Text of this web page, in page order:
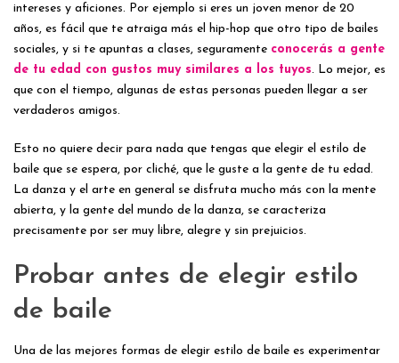
intereses y aficiones. Por ejemplo si eres un joven menor de 20
años, es fácil que te atraiga más el hip-hop que otro tipo de bailes
sociales, y si te apuntas a clases, seguramente conocerás a gente
de tu edad con gustos muy similares a los tuyos. Lo mejor, es
que con el tiempo, algunas de estas personas pueden llegar a ser
verdaderos amigos.
Esto no quiere decir para nada que tengas que elegir el estilo de
baile que se espera, por cliché, que le guste a la gente de tu edad.
La danza y el arte en general se disfruta mucho más con la mente
abierta, y la gente del mundo de la danza, se caracteriza
precisamente por ser muy libre, alegre y sin prejuicios.
Probar antes de elegir estilo
de baile
Una de las mejores formas de elegir estilo de baile es experimentar